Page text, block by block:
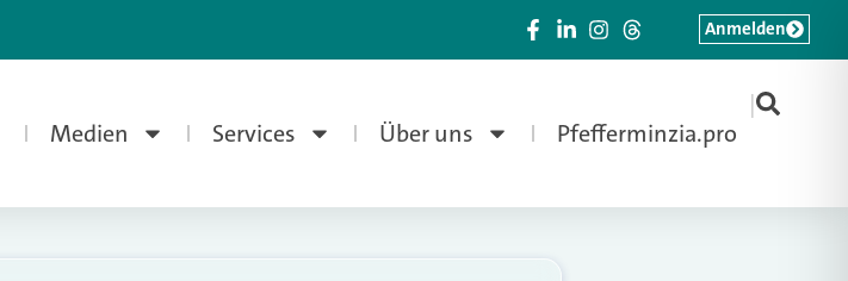
Medien Services Über uns Pfefferminzia.pro
|
Anmelden